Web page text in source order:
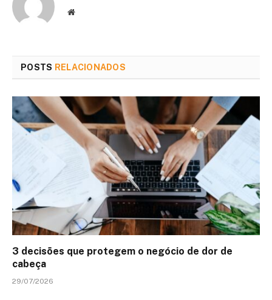
Website
POSTS RELACIONADOS
3 decisões que protegem o negócio de dor de
cabeça
29/07/2026